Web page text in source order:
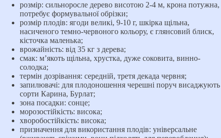
розмір: сильноросле дерево висотою 2-4 м, крона потужна,
потребує формувальної обрізки;
розмір плодів: ягоди великі, 9-10 г, шкірка щільна,
насиченого темно-червоного кольору, є глянсовий блиск,
кісточка маленька;
врожайність: від 35 кг з дерева;
смак: м’якоть щільна, хрустка, дуже соковита, винно-
солодка;
термін дозрівання: середній, третя декада червня;
запилювачі: для плодоношення черешні поруч висаджують
сорти Карина, Бурлат;
зона посадки: сонце;
морозостійкість: висока;
хворобостійкість: висока;
призначення для використання плодів: універсальне